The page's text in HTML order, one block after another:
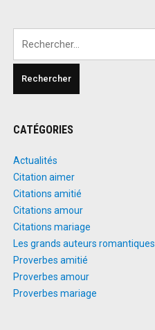
CATÉGORIES
Actualités
Citation aimer
Citations amitié
Citations amour
Citations mariage
Les grands auteurs romantiques
Proverbes amitié
Proverbes amour
Proverbes mariage